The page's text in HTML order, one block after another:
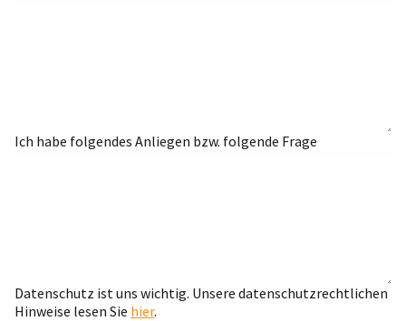
Ich habe folgendes Anliegen bzw. folgende Frage
Datenschutz ist uns wichtig. Unsere datenschutzrechtlichen
Hinweise lesen Sie hier.